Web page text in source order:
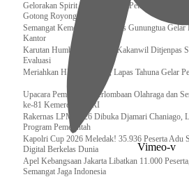
Gelorakan Spirit Kemerdekaan, Petugas dan
Gotong Royong Kurve Masjid
Semangat Kemerdekaan, Lapas Gunungtua
Kantor
Karutan Humbahas Sambut Kakanwil Ditjenpas
Evaluasi
Meriahkan HUT RI ke-81, Lapas Tahuna Gelar
Upacara Pembukaan Perlombaan Olahraga dan
ke-81 Kemerdekaan RI
Rakernas LPM 2026 Dibuka Djamari Chaniago,
Program Pemerintah
Kapolri Cup 2026 Meledak! 35.936 Peserta Adu
Digital Berkelas Dunia
Apel Kebangsaan Jakarta Libatkan 11.000
Semangat Jaga Indonesia
Vimeo-v